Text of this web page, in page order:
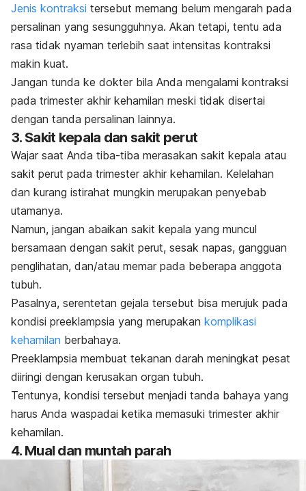
Jenis kontraksi tersebut memang belum mengarah pada
persalinan yang sesungguhnya. Akan tetapi, tentu ada
rasa tidak nyaman terlebih saat intensitas kontraksi
makin kuat.
Jangan tunda ke dokter bila Anda mengalami kontraksi
pada trimester akhir kehamilan meski tidak disertai
dengan tanda persalinan lainnya.
3. Sakit kepala dan sakit perut
Wajar saat Anda tiba-tiba merasakan sakit kepala atau
sakit perut pada trimester akhir kehamilan. Kelelahan
dan kurang istirahat mungkin merupakan penyebab
utamanya.
Namun, jangan abaikan sakit kepala yang muncul
bersamaan dengan sakit perut, sesak napas, gangguan
penglihatan, dan/atau memar pada beberapa anggota
tubuh.
Pasalnya, serentetan gejala tersebut bisa merujuk pada
kondisi preeklampsia yang merupakan komplikasi
kehamilan berbahaya.
Preeklampsia membuat tekanan darah meningkat pesat
diiringi dengan kerusakan organ tubuh.
Tentunya, kondisi tersebut menjadi tanda bahaya yang
harus Anda waspadai ketika memasuki trimester akhir
kehamilan.
4. Mual dan muntah parah